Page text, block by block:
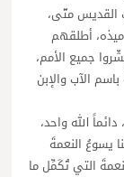
القديس متّى،
أطلقهم
جميع الأمم،
الآب والإبن
الله واحد،
يسوعُ النعمةَ
التي تُكَمِّل ما